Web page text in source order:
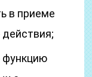
в приеме
действия;
функцию